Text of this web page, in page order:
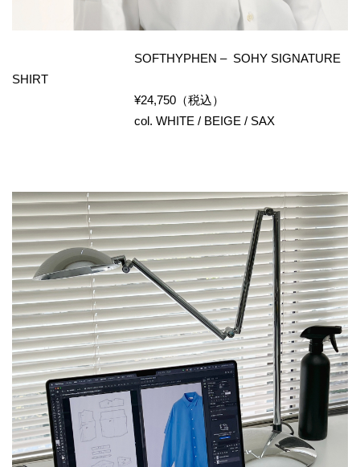
SOFTHYPHEN – SOHY SIGNATURE
SHIRT
¥24,750（税込）
col. WHITE / BEIGE / SAX